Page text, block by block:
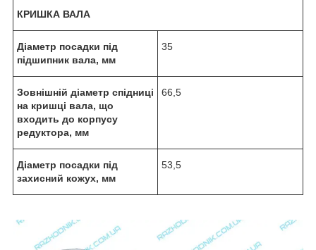
КРИШКА ВАЛА
Діаметр посадки під
підшипник вала, мм
35
Зовнішній діаметр спідниці
на кришці вала, що
входить до корпусу
редуктора, мм
66,5
Діаметр посадки під
захисний кожух, мм
53,5